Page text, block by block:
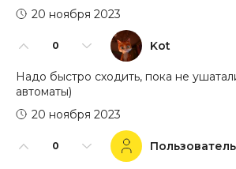
0 Kot
20 ноября 2023
Надо быстро сходить, пока не
автоматы)
0
20 ноября 2023